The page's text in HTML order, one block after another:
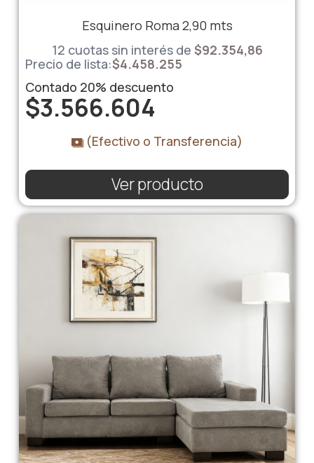
Esquinero Roma 2,90 mts
12 cuotas sin interés de $92.354,86
Precio de lista:$4.458.255
Contado 20% descuento
$3.566.604
(Efectivo o Transferencia)
Ver producto